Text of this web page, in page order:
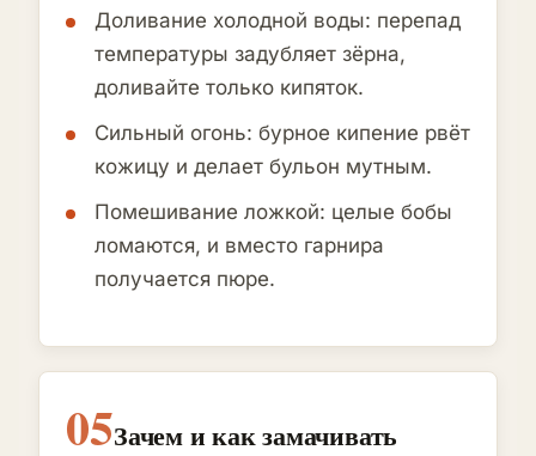
Доливание холодной воды: перепад
температуры задубляет зёрна,
доливайте только кипяток.
Сильный огонь: бурное кипение рвёт
кожицу и делает бульон мутным.
Помешивание ложкой: целые бобы
ломаются, и вместо гарнира
получается пюре.
05Зачем и как замачивать